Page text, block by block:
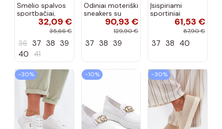
Smėlio spalvos
sportbačiai,
dekoruoti Valdez
cirkonio virvele
32,09 €
35,66 €
36 37 38 39
40 41
Odiniai moteriški
sneakers su
platforma D&A
CR61-3133
90,93 €
129,90 €
37 38 39
Įsispiriami
sportiniai
bateliai Kobbo
102425 smėlio
61,53 €
87,90 €
37 38 40
−30% −10% −30%